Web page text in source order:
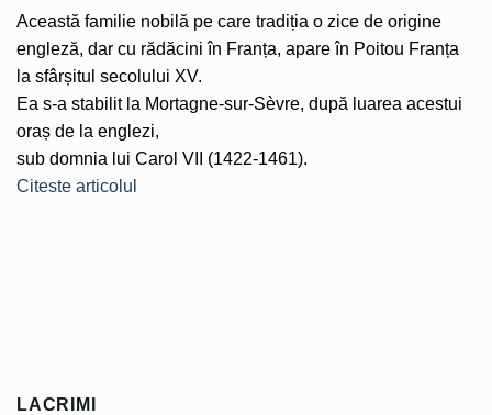
Această familie nobilă pe care tradiția o zice de origine
engleză, dar cu rădăcini în Franța, apare în Poitou Franța
la sfârșitul secolului XV.
Ea s-a stabilit la Mortagne-sur-Sèvre, după luarea acestui
oraș de la englezi,
sub domnia lui Carol VII (1422-1461).
Citeste articolul
LACRIMI